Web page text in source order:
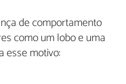
de comportamento
como um lobo e uma
esse motivo: